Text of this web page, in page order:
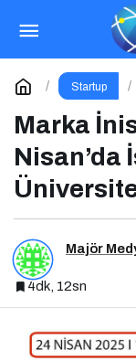
Startup
Marka
Nisan’da
Majör
4dk, 12sn
Sosyal
Sayım!
Yorum Yap